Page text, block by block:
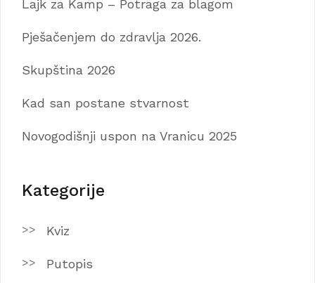
Lajk za Kamp – Potraga za blagom
Pješačenjem do zdravlja 2026.
Skupština 2026
Kad san postane stvarnost
Novogodišnji uspon na Vranicu 2025
Kategorije
Kviz
Putopis